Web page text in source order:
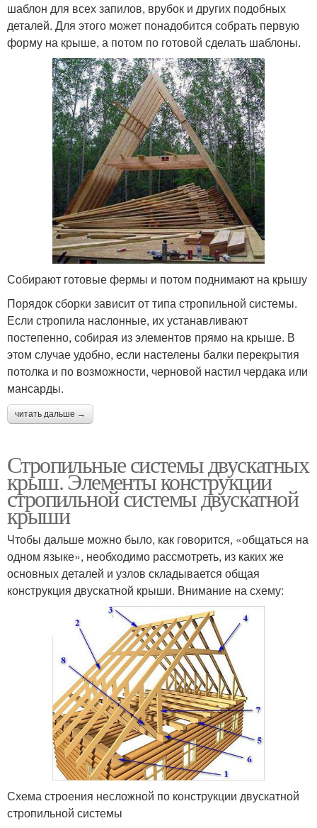
шаблон для всех запилов, врубок и других подобных
деталей. Для этого может понадобится собрать первую
форму на крыше, а потом по готовой сделать шаблоны.
Собирают готовые фермы и потом поднимают на крышу
Порядок сборки зависит от типа стропильной системы.
Если стропила наслонные, их устанавливают
постепенно, собирая из элементов прямо на крыше. В
этом случае удобно, если настелены балки перекрытия
потолка и по возможности, черновой настил чердака или
мансарды.
читать дальше →
Стропильные системы двускатных
крыш. Элементы конструкции
стропильной системы двускатной
крыши
Чтобы дальше можно было, как говорится, «общаться на
одном языке», необходимо рассмотреть, из каких же
основных деталей и узлов складывается общая
конструкция двускатной крыши. Внимание на схему:
Схема строения несложной по конструкции двускатной
стропильной системы